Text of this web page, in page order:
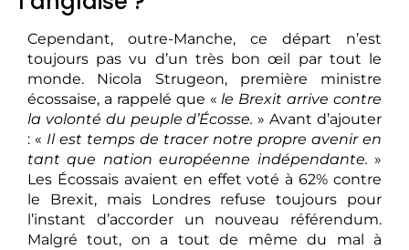
Cependant, outre-Manche, ce départ n’est
toujours pas vu d’un très bon œil par tout le
monde. Nicola Strugeon, première ministre
écossaise, a rappelé que «le Brexit arrive contre
la volonté du peuple d’Écosse.» Avant d’ajouter
: « Il est temps de tracer notre propre avenir en
tant que nation européenne indépendante. »
Les Écossais avaient en effet voté à 62% contre
le Brexit, mais Londres refuse toujours pour
l’instant d’accorder un nouveau référendum.
Malgré tout, on a tout de même du mal à